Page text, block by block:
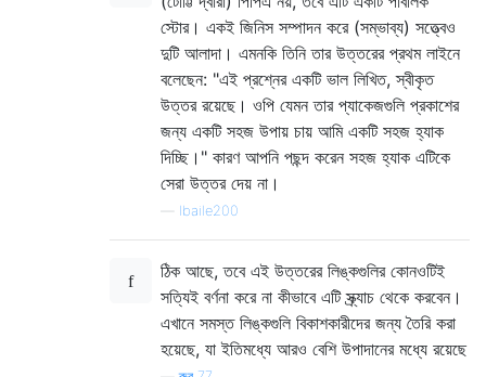
স্টোর। একই জিনিস সম্পাদন করে (সম্ভাব্য) সত্ত্বেও
দুটি আলাদা। এমনকি তিনি তার উত্তরের প্রথম লাইনে
বলেছেন: "এই প্রশ্নের একটি ভাল লিখিত, স্বীকৃত
উত্তর রয়েছে। ওপি যেমন তার প্যাকেজগুলি প্রকাশের
জন্য একটি সহজ উপায় চায় আমি একটি সহজ হ্যাক
দিচ্ছি।" কারণ আপনি পছন্দ করেন সহজ হ্যাক এটিকে
সেরা উত্তর দেয় না।
lbaile200
ঠিক আছে, তবে এই উত্তরের লিঙ্কগুলির কোনওটিই
সত্যিই বর্ণনা করে না কীভাবে এটি স্ক্র্যাচ থেকে করবেন।
এখানে সমস্ত লিঙ্কগুলি বিকাশকারীদের জন্য তৈরি করা
হয়েছে, যা ইতিমধ্যে আরও বেশি উপাদানের মধ্যে রয়েছে